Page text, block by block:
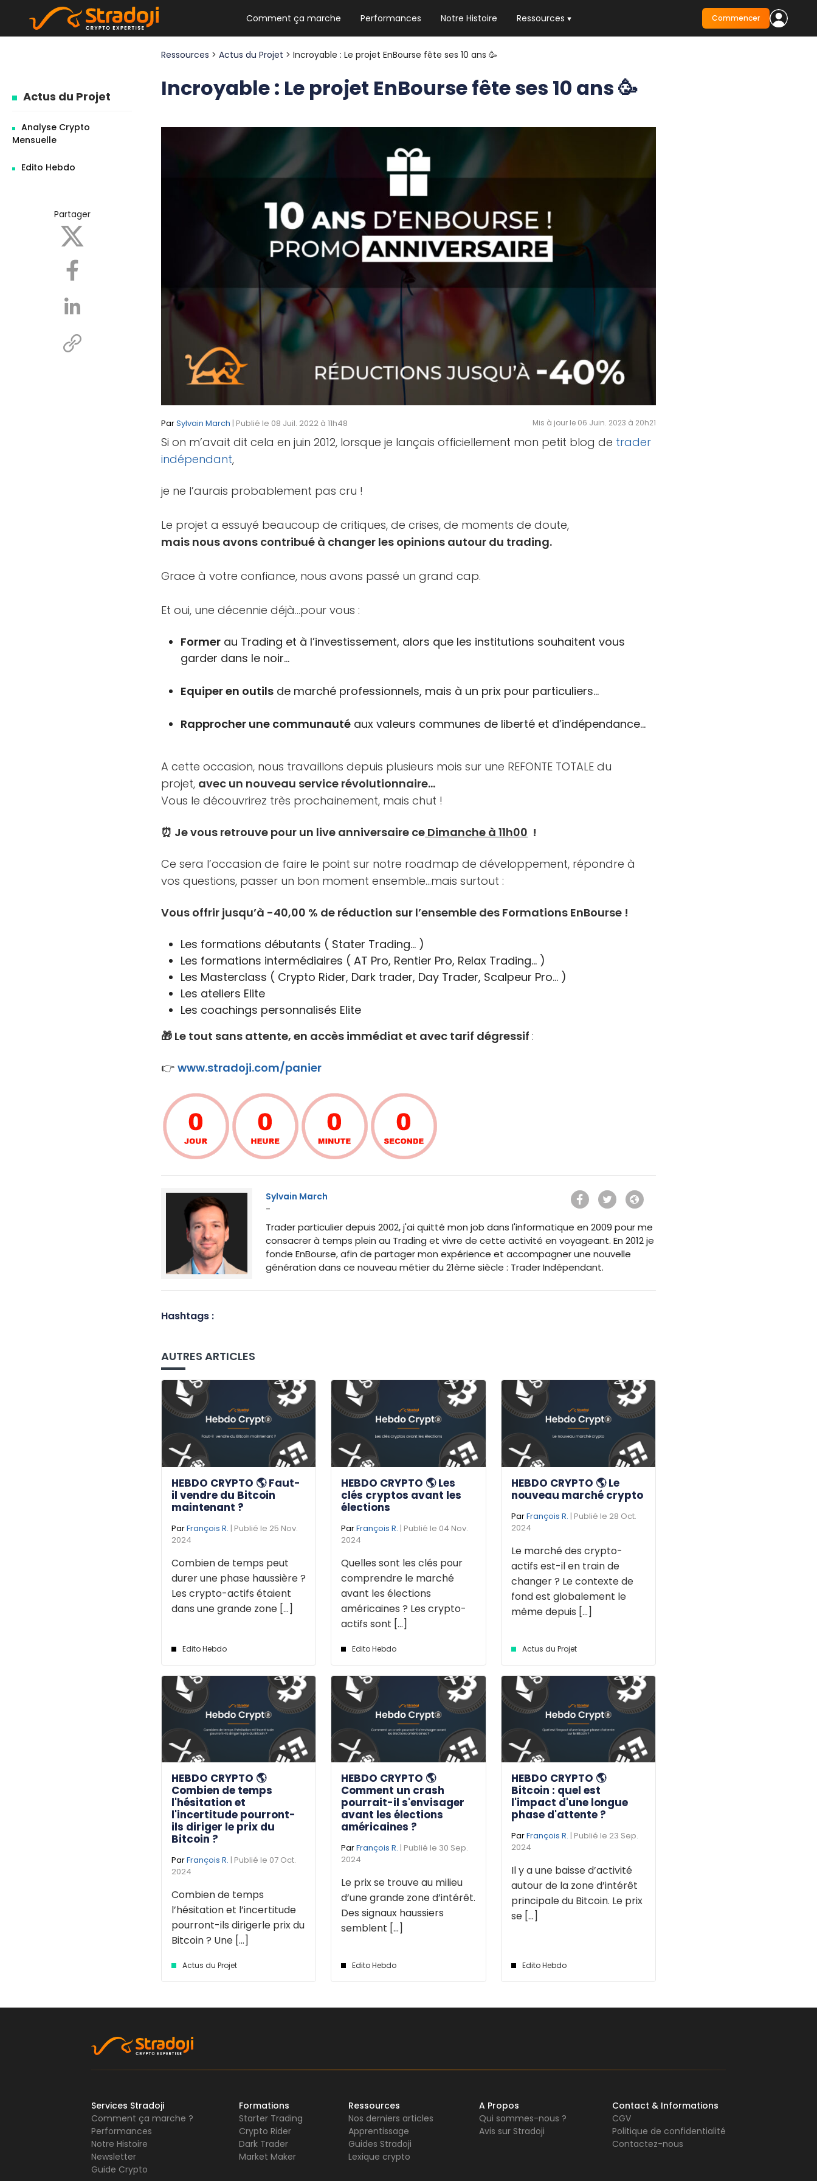
Comment ça marche Performances Notre Histoire Ressources
NEWSLETTER HEBDO
Les news crypto dont vous avez besoin
Le guide ultime pour débuter dans les
cryptomonnaies
Commencer
Actus du Projet
Analyse Crypto
Mensuelle
Edito Hebdo
Partager
Ressources >Actus du Projet > Incroyable : Le projet EnBourse fête ses 10 ans 🥳
Incroyable : Le projet EnBourse fête ses 10 ans 🥳
ParSylvain March | Publié le 08 Juil. 2022 à 11h48 Mis à jour le 06 Juin. 2023 à 20h21
Si on m’avait dit cela en juin 2012, lorsque je lançais officiellement mon petit blog de trader
indépendant,
je ne l’aurais probablement pas cru !
Le projet a essuyé beaucoup de critiques, de crises, de moments de doute,
mais nous avons contribué à changer les opinions autour du trading.
Grace à votre confiance, nous avons passé un grand cap.
Et oui, une décennie déjà…pour vous :
Former au Trading et à l’investissement, alors que les institutions souhaitent vous
garder dans le noir…
Equiper en outils de marché professionnels, mais à un prix pour particuliers…
Rapprocher une communauté aux valeurs communes de liberté et d’indépendance…
A cette occasion, nous travaillons depuis plusieurs mois sur une REFONTE TOTALE du
projet, avec un nouveau service révolutionnaire…
Vous le découvrirez très prochainement, mais chut !
⏰ Je vous retrouve pour un live anniversaire ce Dimanche à 11h00 !
Ce sera l’occasion de faire le point sur notre roadmap de développement, répondre à
vos questions, passer un bon moment ensemble…mais surtout :
Vous offrir jusqu’à -40,00 % de réduction sur l’ensemble des Formations EnBourse !
Les formations débutants ( Stater Trading… )
Les formations intermédiaires ( AT Pro, Rentier Pro, Relax Trading… )
Les Masterclass ( Crypto Rider, Dark trader, Day Trader, Scalpeur Pro… )
Les ateliers Elite
Les coachings personnalisés Elite
🎁 Le tout sans attente, en accès immédiat et avec tarif dégressif :
👉www.stradoji.com/panier
Sylvain March
-
Trader particulier depuis 2002, j'ai quitté mon job dans l'informatique en 2009 pour me
consacrer à temps plein au Trading et vivre de cette activité en voyageant. En 2012 je
fonde EnBourse, afin de partager mon expérience et accompagner une nouvelle
génération dans ce nouveau métier du 21ème siècle : Trader Indépendant.
Hashtags :
AUTRES ARTICLES
HEBDO CRYPTO 🌎 Faut-
il vendre du Bitcoin
maintenant ?
ParFrançois R. | Publié le 25 Nov.
2024
Combien de temps peut
durer une phase haussière ?
Les crypto-actifs étaient
dans une grande zone [...]
Edito Hebdo
HEBDO CRYPTO 🌎 Les
clés cryptos avant les
élections
ParFrançois R. | Publié le 04 Nov.
2024
Quelles sont les clés pour
comprendre le marché
avant les élections
américaines ? Les crypto-
actifs sont [...]
Edito Hebdo
HEBDO CRYPTO 🌎 Le
nouveau marché crypto
ParFrançois R. | Publié le 28 Oct.
2024
Le marché des crypto-
actifs est-il en train de
changer ? Le contexte de
fond est globalement le
même depuis [...]
Actus du Projet
HEBDO CRYPTO 🌎
Combien de temps
l'hésitation et
l'incertitude pourront-
ils diriger le prix du
Bitcoin ?
ParFrançois R. | Publié le 07 Oct.
2024
Combien de temps
l’hésitation et l’incertitude
pourront-ils dirigerle prix du
Bitcoin ? Une [...]
Actus du Projet
HEBDO CRYPTO 🌎
Comment un crash
pourrait-il s'envisager
avant les élections
américaines ?
ParFrançois R. | Publié le 30 Sep.
2024
Le prix se trouve au milieu
d’une grande zone d’intérêt.
Des signaux haussiers
semblent [...]
Edito Hebdo
HEBDO CRYPTO 🌎
Bitcoin : quel est
l'impact d'une longue
phase d'attente ?
ParFrançois R. | Publié le 23 Sep.
2024
Il y a une baisse d’activité
autour de la zone d’intérêt
principale du Bitcoin. Le prix
se [...]
Edito Hebdo
Services Stradoji
Comment ça marche ?
Performances
Notre Histoire
Newsletter
Guide Crypto
Formations
Starter Trading
Crypto Rider
Dark Trader
Market Maker
Ressources
Nos derniers articles
Apprentissage
Guides Stradoji
Lexique crypto
A Propos
Qui sommes-nous ?
Avis sur Stradoji
Contact & Informations
CGV
Politique de confidentialité
Contactez-nous